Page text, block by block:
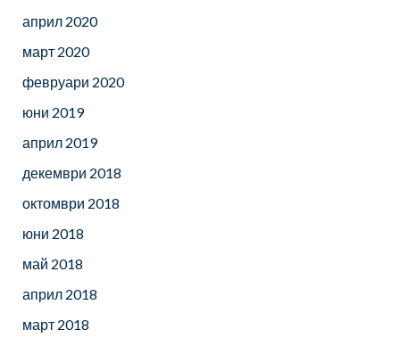
април 2020
март 2020
февруари 2020
юни 2019
април 2019
декември 2018
октомври 2018
юни 2018
май 2018
април 2018
март 2018